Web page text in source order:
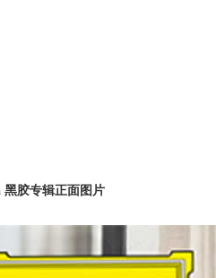
黑胶专辑正面图片